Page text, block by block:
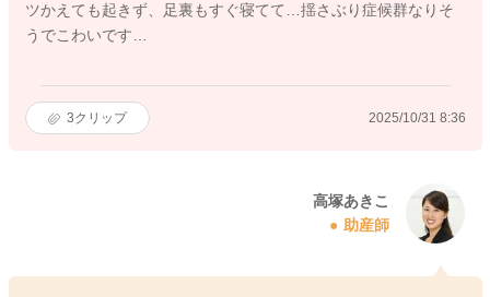
ツかえても起きず、足裏もすぐ寝てて…揺さぶり症候群なりそ
うでこわいです…
3クリップ 2025/10/31 8:36
高塚あきこ
助産師